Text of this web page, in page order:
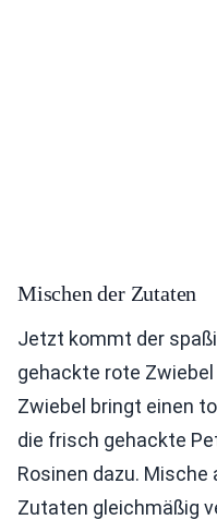
Mischen der Zutaten
Jetzt kommt der
gehackte rote
Zwiebel bringt einen
die frisch gehackte
Rosinen dazu. Mische
Zutaten gleichmäßig